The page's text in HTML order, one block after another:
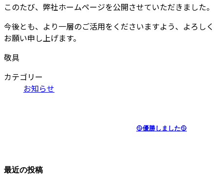
このたび、弊社ホームページを公開させていただきました。
今後とも、より一層のご活用をくださいますよう、よろしく
お願い申し上げます。
敬具
カテゴリー
お知らせ
🥎優勝しました🥎
最近の投稿